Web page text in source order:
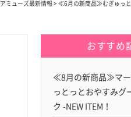
アミューズ最新情報 > ≪6月の新商品≫むぎゅっと
おすすめ
≪8月の新商品≫マー
っとっとおやすみグ
ク -NEW ITEM！